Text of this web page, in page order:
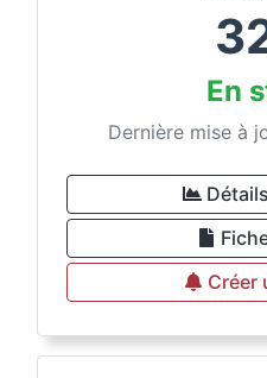
En
Dernière mise à
Créer